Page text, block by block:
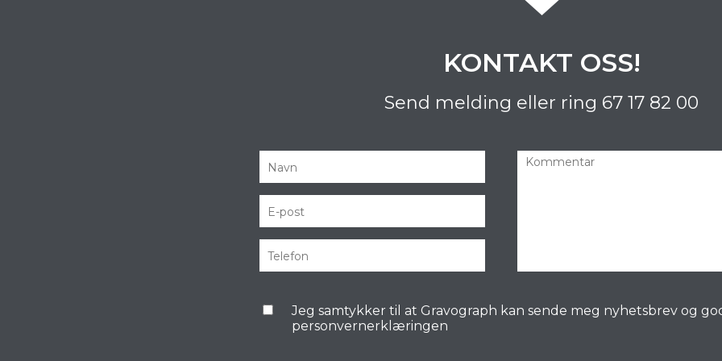
KONTAKT OSS!
Send melding eller ring 67 17 82 00
Jeg samtykker til at Gravograph kan sende meg nyhetsbrev og
personvernerklæringen